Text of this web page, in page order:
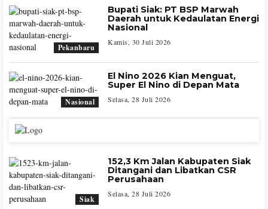
Pekanbaru
Bupati Siak: PT BSP Marwah
Daerah untuk Kedaulatan Energi
Nasional
Kamis, 30 Juli 2026
Nasional
El Nino 2026 Kian Menguat,
Super El Nino di Depan Mata
Selasa, 28 Juli 2026
Siak
152,3 Km Jalan Kabupaten Siak
Ditangani dan Libatkan CSR
Perusahaan
Selasa, 28 Juli 2026